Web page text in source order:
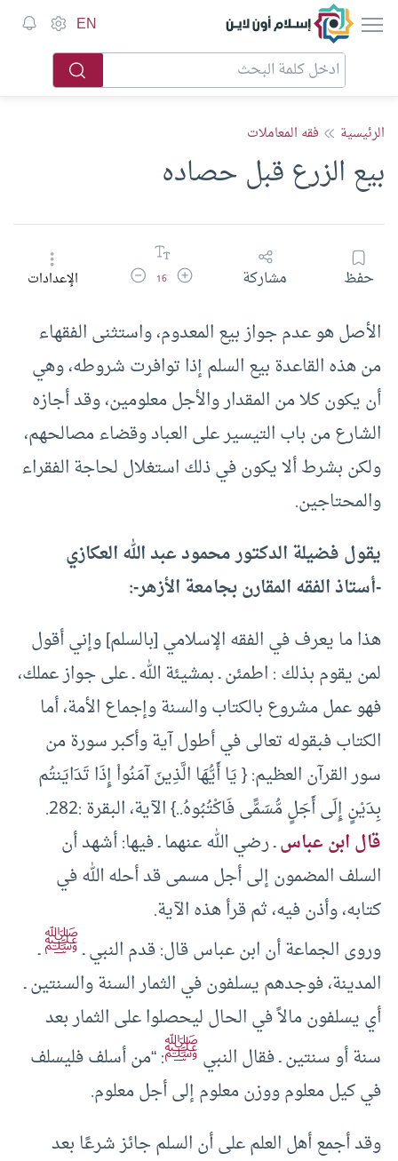
إسلام أون لاين EN
الرئيسية فقه المعاملات
بيع الزرع قبل حصاده
حفظ مشاركة زيادة حجم الخط
16 تقليل حجم الخطالإعدادات
الأصل هو عدم جواز بيع المعدوم، واستثنى الفقهاء
من هذه القاعدة بيع السلم إذا توافرت شروطه، وهي
أن يكون كلا من المقدار والأجل معلومين، وقد أجازه
الشارع من باب التيسير على العباد وقضاء مصالحهم،
ولكن بشرط ألا يكون في ذلك استغلال لحاجة الفقراء
والمحتاجين.
يقول فضيلة الدكتور محمود عبد الله العكازي
-أستاذ الفقه المقارن بجامعة الأزهر-:
هذا ما يعرف في الفقه الإسلامي [بالسلم] وإني أقول
لمن يقوم بذلك : اطمئن ـ بمشيئة الله ـ على جواز عملك،
فهو عمل مشروع بالكتاب والسنة وإجماع الأمة، أما
الكتاب فبقوله تعالى في أطول آية وأكبر سورة من
سور القرآن العظيم: { يَا أَيُّهَا الَّذِينَ آمَنُواْ إِذَا تَدَايَنتُم
بِدَيْنٍ إِلَى أَجَلٍ مُّسَمًّى فَاكْتُبُوهُ..} الآية، البقرة :282.
قال ابن عباسـ رضي الله عنهما ـ فيها: أشهد أن
السلف المضمون إلى أجل مسمى قد أحله الله في
كتابه، وأذن فيه، ثم قرأ هذه الآية.
وروى الجماعة أن ابن عباس قال: قدم النبي ـﷺـ
المدينة، فوجدهم يسلفون في الثمار السنة والسنتين ـ
أي يسلفون مالاً في الحال ليحصلوا على الثمار بعد
سنة أو سنتين ـ فقال النبيﷺ: “من أسلف فليسلف
في كيل معلوم ووزن معلوم إلى أجل معلوم.
وقد أجمع أهل العلم على أن السلم جائز شرعًا بعد